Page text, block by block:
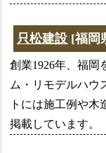
只松建設 [福岡
創業1926年、福岡
ム・リモデルハウ
トには施工例や木
掲載しています。